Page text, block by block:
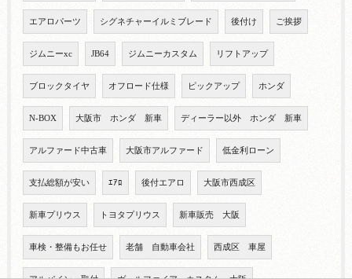
エアロパーツ シグネチャーイルミブレード 後付け ご挨拶
ジムニーxc JB64 ジムニーカスタム リフトアップ
ブロックタイヤ オフロード仕様 ピックアップ ホンダ
N-BOX 大阪市 ホンダ 新車 ディーラー以外 ホンダ 新車
アルファード中古車 大阪市アルファード 低金利ローン
支払総額が安い ｴｱﾛ 後付エアロ 大阪市西成区
新車プリウス トヨタプリウス 新車販売 大阪
車検・整備もお任せ 老舗 自動車会社 西成区 車屋